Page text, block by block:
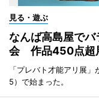
見る・遊ぶ
なんば高島屋で
会 作品450点超
「プレバト才能アリ展
5）で始まった。